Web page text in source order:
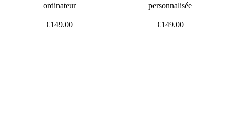
ordinateur
€149.00
personnalisée
€149.00